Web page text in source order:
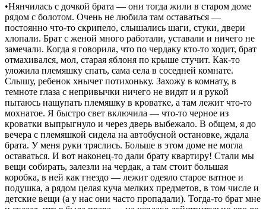
•Нянчилась с дочкой брата — они тогда жили в старом доме
рядом с болотом. Очень не любила там оставаться —
постоянно что-то скрипело, слышались шаги, стуки, двери
хлопали. Брат с женой много работали, уставали и ничего не
замечали. Когда я говорила, что по чердаку кто-то ходит, брат
отмахивался, мол, старая яблоня по крыше стучит. Как-то
уложила племяшку спать, сама села в соседней комнате.
Слышу, ребенок хнычет потихоньку. Захожу в комнату, в
темноте глаза с непривычки ничего не видят и я рукой
пытаюсь нащупать племяшку в кроватке, а там лежит что-то
мохнатое. Я быстро свет включила — что-то черное из
кроватки выпрыгнуло и через дверь выбежало. В общем, я до
вечера с племяшкой сидела на автобусной остановке, ждала
брата. У меня руки тряслись. Больше в этом доме не могла
оставаться. И вот наконец-то дали брату квартиру! Стали мы
вещи собирать, залезли на чердак, а там стоит большая
коробка, в ней как гнездо — лежит одеяло старое ватное и
подушка, а рядом целая куча мелких предметов, в том числе и
детские вещи (а у нас они часто пропадали). Тогда-то брат мне